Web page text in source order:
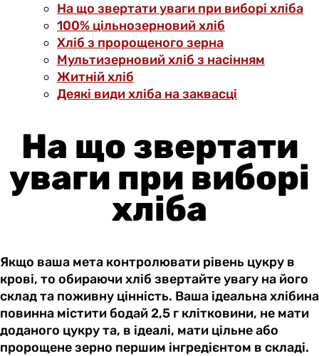
На що звертати уваги при виборі хліба
100% цільнозерновий хліб
Хліб з пророщеного зерна
Мультизерновий хліб з насінням
Житній хліб
Деякі види хліба на заквасці
На що звертати
уваги при виборі
хліба
Якщо ваша мета контролювати рівень цукру в
крові, то обираючи хліб звертайте увагу на його
склад та поживну цінність. Ваша ідеальна хлібина
повинна містити бодай 2,5 г клітковини, не мати
доданого цукру та, в ідеалі, мати цільне або
пророщене зерно першим інгредієнтом в складі.